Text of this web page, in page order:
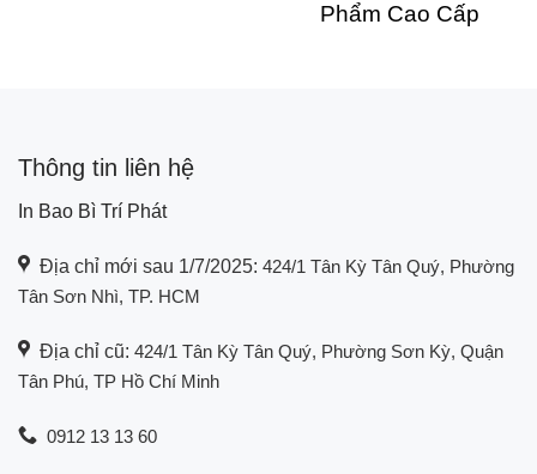
Phẩm Cao Cấp
Thông tin liên hệ
In Bao Bì Trí Phát
Địa chỉ mới sau 1/7/2025: 424/1 Tân Kỳ Tân Quý, Phường
Tân Sơn Nhì, TP. HCM
Địa chỉ cũ: 424/1 Tân Kỳ Tân Quý, Phường Sơn Kỳ, Quận
Tân Phú, TP Hồ Chí Minh
0912 13 13 60